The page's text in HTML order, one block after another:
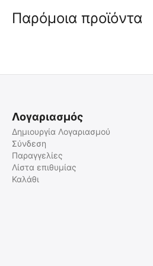
Παρόμοια προϊόντα
Πρώτες Βοήθειες: Μύθοι και
Πραγματικότητα
BAR-495288
Λογαριασμός
Δημιουργία Λογαριασμού
Σύνδεση
Παραγγελίες
Λίστα επιθυμίας
Καλάθι